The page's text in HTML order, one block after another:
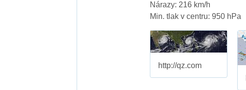
Nárazy: 216 km/h
Min. tlak v centru: 950 hPa
http://qz.com